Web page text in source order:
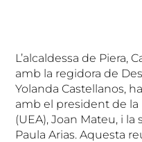
L’alcaldessa de Piera,
amb la regidora de
Yolanda Castellanos,
amb el president de la
(UEA), Joan Mateu, i la
Paula Arias. Aquesta